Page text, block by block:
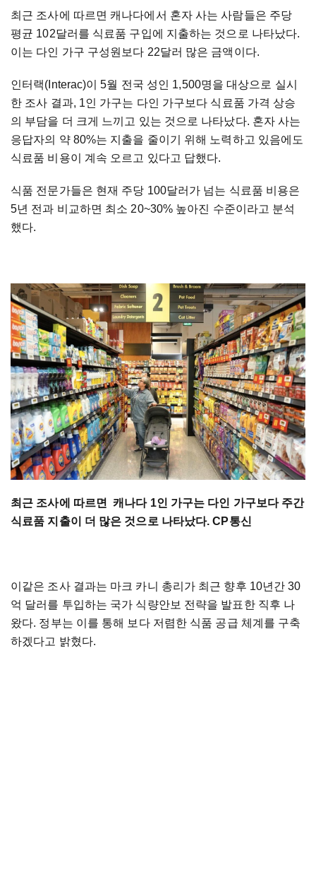
최근 조사에 따르면 캐나다에서 혼자 사는 사람들은 주당
평균 102달러를 식료품 구입에 지출하는 것으로 나타났다.
이는 다인 가구 구성원보다 22달러 많은 금액이다.
인터랙(Interac)이 5월 전국 성인 1,500명을 대상으로 실시
한 조사 결과, 1인 가구는 다인 가구보다 식료품 가격 상승
의 부담을 더 크게 느끼고 있는 것으로 나타났다. 혼자 사는
응답자의 약 80%는 지출을 줄이기 위해 노력하고 있음에도
식료품 비용이 계속 오르고 있다고 답했다.
식품 전문가들은 현재 주당 100달러가 넘는 식료품 비용은
5년 전과 비교하면 최소 20~30% 높아진 수준이라고 분석
했다.
최근 조사에 따르면 캐나다 1인 가구는 다인 가구보다 주간
식료품 지출이 더 많은 것으로 나타났다. CP통신
이같은 조사 결과는 마크 카니 총리가 최근 향후 10년간 30
억 달러를 투입하는 국가 식량안보 전략을 발표한 직후 나
왔다. 정부는 이를 통해 보다 저렴한 식품 공급 체계를 구축
하겠다고 밝혔다.